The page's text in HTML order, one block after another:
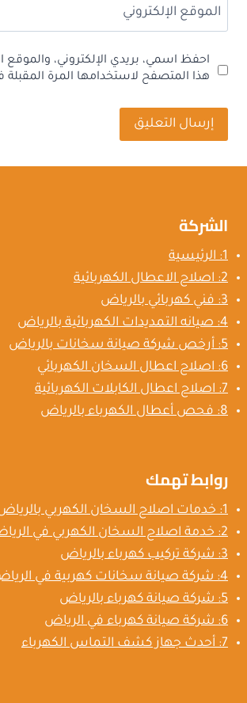
الموقع الإلكتروني
احفظ اسمي، بريدي الإلكتروني، والموقع
هذا المتصفح لاستخدامها المرة المقبلة
الشركة
1: الرئيسية
2: اصلاح الاعطال الكهربائية
3: فني كهربائي بالرياض
4: صيانه التمديدات الكهربائية بالرياض
5: أرخص شركة صيانة سخانات بالرياض
6: اصلاح اعطال السخان الكهربائي
7: اصلاح اعطال الكابلات الكهربائية
8: فحص أعطال الكهرباء بالرياض
روابط تهمك
1: خدمات اصلاح السخان الكهربي بالرياض
2: خدمة اصلاح السخان الكهربي في الرياض
3: شركة تركيب كهرباء بالرياض
4: شركة صيانة سخانات كهربية في الرياض
5: شركة صيانة كهرباء بالرياض
6: شركة صيانة كهرباء في الرياض
7: أحدث جهاز كشف التماس الكهرباء